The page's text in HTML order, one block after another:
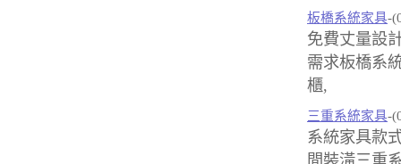
板橋系統家具-
免費丈量設
需求板橋系
櫃,
三重系統家具-
系統家具款
間裝潢三重